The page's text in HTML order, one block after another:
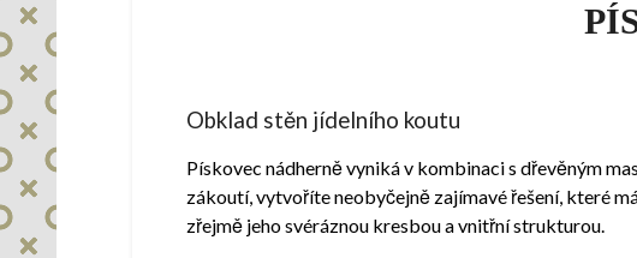
Obklad stěn jídelního koutu
Pískovec nádherně vyniká v kombinaci s dřevěným
zákoutí, vytvoříte neobyčejně zajímavé řešení, které
zřejmě jeho svéráznou kresbou a vnitřní strukturou.